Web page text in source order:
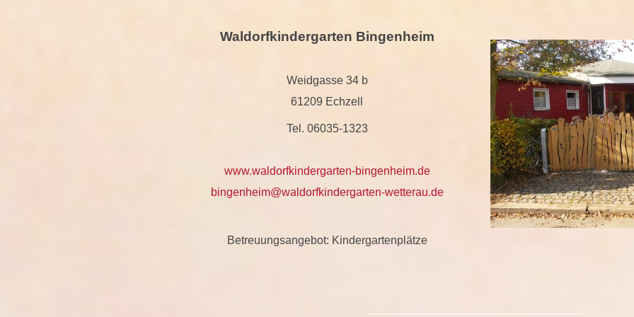
Waldorfkindergarten Bingenheim
Weidgasse 34 b
61209 Echzell
Tel. 06035-1323
www.waldorfkindergarten-bingenheim.de
bingenheim@waldorfkindergarten-wetterau.de
Betreuungsangebot: Kindergartenplätze